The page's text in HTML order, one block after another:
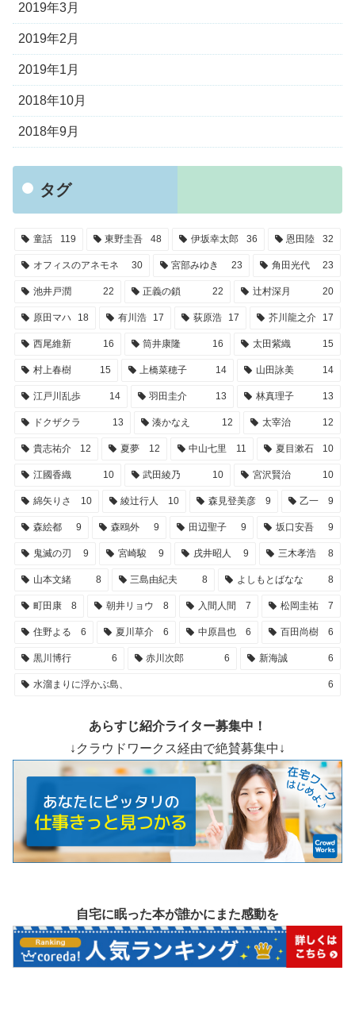
2019年3月
2019年2月
2019年1月
2018年10月
2018年9月
タグ
童話 119 東野圭吾 48 伊坂幸太郎 36 恩田陸 32
オフィスのアネモネ 30 宮部みゆき 23 角田光代 23
池井戸潤 22 正義の鎖 22 辻村深月 20
原田マハ 18 有川浩 17 荻原浩 17 芥川龍之介 17
西尾維新 16 筒井康隆 16 太田紫織 15
村上春樹 15 上橋菜穂子 14 山田詠美 14
江戸川乱歩 14 羽田圭介 13 林真理子 13
ドクザクラ 13 湊かなえ 12 太宰治 12
貴志祐介 12 夏夢 12 中山七里 11 夏目漱石 10
江國香織 10 武田綾乃 10 宮沢賢治 10
綿矢りさ 10 綾辻行人 10 森見登美彦 9 乙一 9
森絵都 9 森鴎外 9 田辺聖子 9 坂口安吾 9
鬼滅の刃 9 宮崎駿 9 戌井昭人 9 三木孝浩 8
山本文緒 8 三島由紀夫 8 よしもとばなな 8
町田康 8 朝井リョウ 8 入間人間 7 松岡圭祐 7
住野よる 6 夏川草介 6 中原昌也 6 百田尚樹 6
黒川博行 6 赤川次郎 6 新海誠 6
水溜まりに浮かぶ島、 6
あらすじ紹介ライター募集中！
↓クラウドワークス経由で絶賛募集中↓
自宅に眠った本が誰かにまた感動を